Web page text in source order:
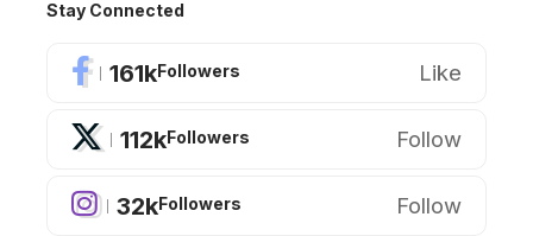
Stay Connected
161kFollowers Like
112kFollowers Follow
32kFollowers Follow